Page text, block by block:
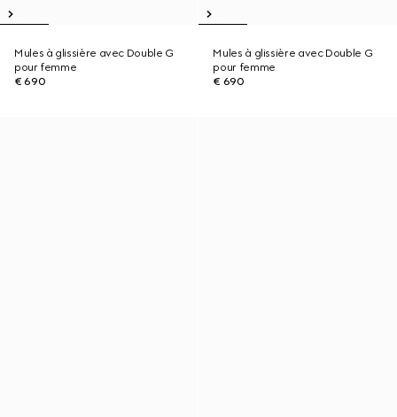
Mules à glissière avec Double G
pour femme
€ 690
Mules à glissière avec Double G
pour femme
€ 690